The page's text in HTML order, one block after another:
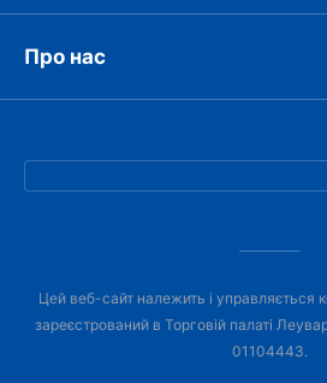
Про нас
Цей веб-сайт належить і управляється
зареєстрований в Торговій палаті
01104443.